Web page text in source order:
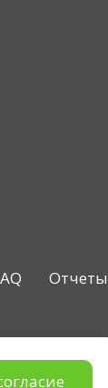
Отчеты